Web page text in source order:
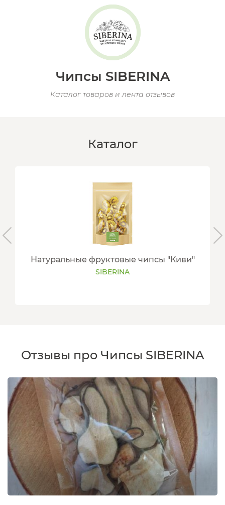
Чипсы SIBERINA
Каталог товаров и лента отзывов
Каталог
Натуральные фруктовые чипсы "Киви"
SIBERINA
Отзывы про Чипсы SIBERINA